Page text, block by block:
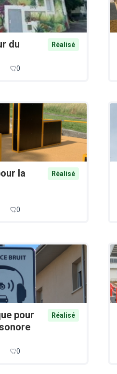
du
Réalisé
0
la
Réalisé
0
pour
Réalisé
0